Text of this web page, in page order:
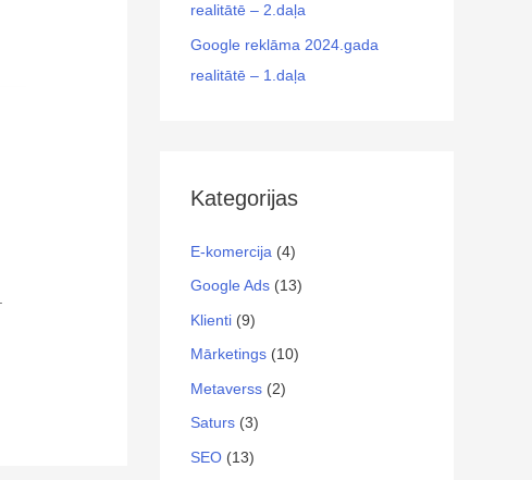
realitātē – 2.daļa
Google reklāma 2024.gada
realitātē – 1.daļa
Kategorijas
E-komercija (4)
Google Ads (13)
Klienti (9)
Mārketings (10)
Metaverss (2)
Saturs (3)
SEO (13)